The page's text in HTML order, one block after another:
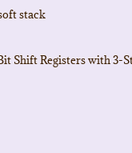
stack
Shift Registers with 3-